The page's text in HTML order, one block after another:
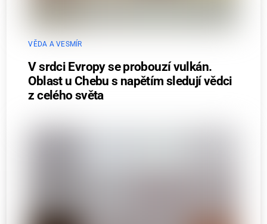
VĚDA A VESMÍR
V srdci Evropy se probouzí vulkán.
Oblast u Chebu s napětím sledují vědci
z celého světa